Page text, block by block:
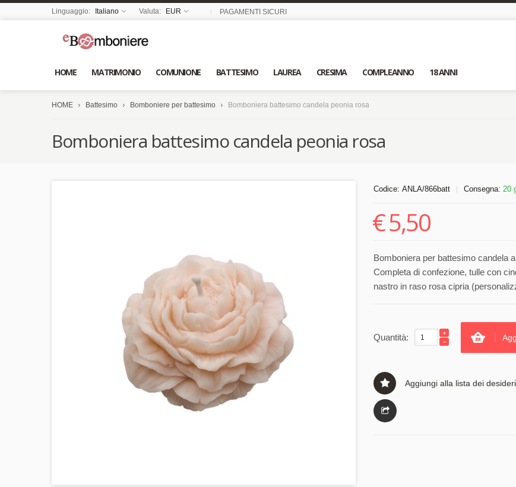
Linguaggio: Italiano Valuta: EUR PAGAMENTI SICURI
HOME MATRIMONIO COMUNIONE BATTESIMO LAUREA CRESIMA COMPLEANNO 18 ANNI
HOME Battesimo Bomboniere per battesimo Bomboniera battesimo candela peonia rosa
Bomboniera battesimo candela peonia rosa
Codice: ANLA/866batt Consegna: 20
€5,50
Bomboniera per battesimo candela
Completa di confezione, tulle con
nastro in raso rosa cipria
Quantità:
Aggiungi alla lista dei desideri